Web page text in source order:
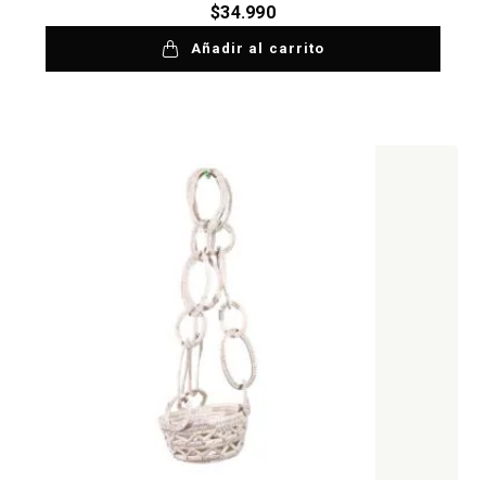
$34.990
Añadir al carrito